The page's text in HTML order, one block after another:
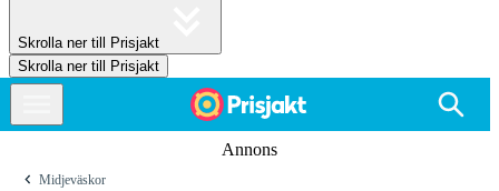
Skrolla ner till Prisjakt
Skrolla ner till Prisjakt
Annons
Midjeväskor